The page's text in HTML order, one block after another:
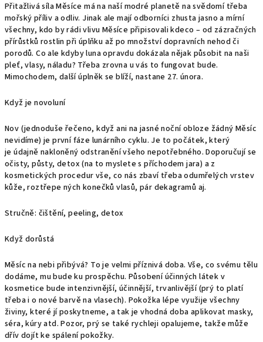
Přitažlivá síla Měsíce má na naší modré planetě na svědomí třeba
mořský příliv a odliv. Jinak ale mají odborníci zhusta jasno a mírní
všechny, kdo by rádi vlivu Měsíce připisovali kdeco – od zázračných
přírůstků rostlin při úplňku až po množství dopravních nehod či
porodů. Co ale kdyby luna opravdu dokázala nějak působit na naši
pleť, vlasy, náladu? Třeba zrovna u vás to fungovat bude.
Mimochodem, další úplněk se blíží, nastane 27. února.
Když je novoluní
Nov (jednoduše řečeno, když ani na jasné noční obloze žádný Měsíc
nevidíme) je první fáze lunárního cyklu. Je to počátek, který
je údajně nakloněný odstranění všeho nepotřebného. Doporučují se
očisty, půsty, detox (na to myslete s příchodem jara) a z
kosmetických procedur vše, co nás zbaví třeba odumřelých vrstev
kůže, roztřepe ných konečků vlasů, pár dekagramů aj.
Stručně: čištění, peeling, detox
Když dorůstá
Měsíc na nebi přibývá? To je velmi příznivá doba. Vše, co svému tělu
dodáme, mu bude ku prospěchu. Působení účinných látek v
kosmetice bude intenzivnější, účinnější, trvanlivější (prý to platí
třeba i o nové barvě na vlasech). Pokožka lépe využije všechny
živiny, které jí poskytneme, a tak je vhodná doba aplikovat masky,
séra, kúry atd. Pozor, prý se také rychleji opalujeme, takže může
dřív dojít ke spálení pokožky.